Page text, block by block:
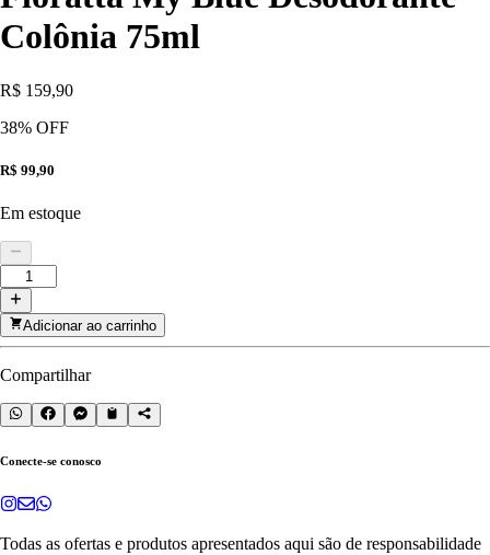
Colônia 75ml
R$ 159,90
38% OFF
R$ 99,90
Em estoque
Adicionar ao carrinho
Compartilhar
Conecte-se conosco
Todas as ofertas e produtos apresentados aqui são de responsabilidade